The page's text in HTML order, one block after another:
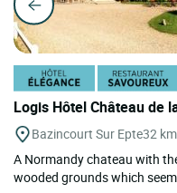
Logis Hôtel Château de
Bazincourt Sur Epte32 km
A Normandy chateau with
wooded grounds which seem